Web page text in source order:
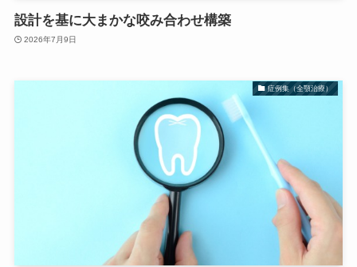
設計を基に大まかな咬み合わせ構築
2026年7月9日
症例集（全顎治療）